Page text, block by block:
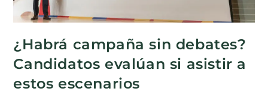
¿Habrá campaña sin debates?
Candidatos evalúan si asistir a
estos escenarios